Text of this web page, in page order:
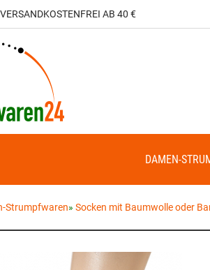
VERSANDKOSTENFREI AB 40 €
Registrieren
DAMEN-
Strumpfwaren» Socken mit Baumwolle oder